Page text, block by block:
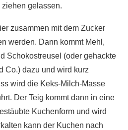
gelassen.
zusammen mit dem Zucker
werden. Dann kommt Mehl,
Schokostreusel (oder gehackte
Co.) dazu und wird kurz
wird die Keks-Milch-Masse
Der Teig kommt dann in eine
Kuchenform und wird
kann der Kuchen nach